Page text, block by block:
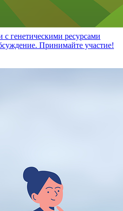
генетическими ресурсами
Принимайте участие!